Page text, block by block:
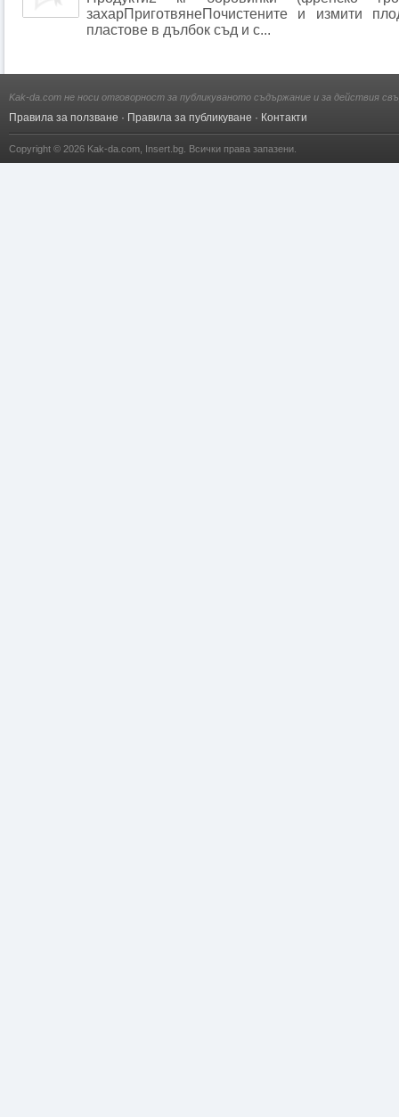
захарПриготвянеПочистените и измити
пластове в дълбок съд и с...
Kak-da.com не носи отговорност за публикуваното съдържание и за действия
Правила за ползване · Правила за публикуване · Контакти
Copyright © 2026 Kak-da.com Insert.bg . Всички права запазени.